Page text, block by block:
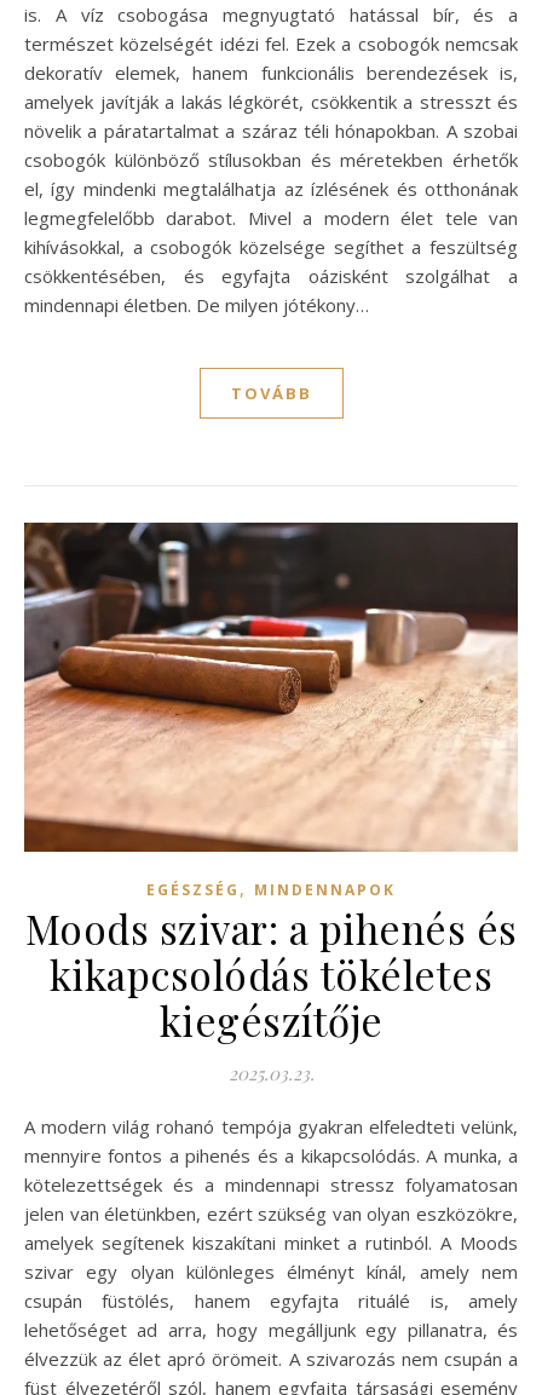
is. A víz csobogása megnyugtató hatással bír, és a
természet közelségét idézi fel. Ezek a csobogók nemcsak
dekoratív elemek, hanem funkcionális berendezések is,
amelyek javítják a lakás légkörét, csökkentik a stresszt és
növelik a páratartalmat a száraz téli hónapokban. A szobai
csobogók különböző stílusokban és méretekben érhetők
el, így mindenki megtalálhatja az ízlésének és otthonának
legmegfelelőbb darabot. Mivel a modern élet tele van
kihívásokkal, a csobogók közelsége segíthet a feszültség
csökkentésében, és egyfajta oázisként szolgálhat a
mindennapi életben. De milyen jótékony…
TOVÁBB
EGÉSZSÉG , MINDENNAPOK
Moods szivar: a pihenés és
kikapcsolódás tökéletes
kiegészítője
2025.03.23.
A modern világ rohanó tempója gyakran elfeledteti velünk,
mennyire fontos a pihenés és a kikapcsolódás. A munka, a
kötelezettségek és a mindennapi stressz folyamatosan
jelen van életünkben, ezért szükség van olyan eszközökre,
amelyek segítenek kiszakítani minket a rutinból. A Moods
szivar egy olyan különleges élményt kínál, amely nem
csupán füstölés, hanem egyfajta rituálé is, amely
lehetőséget ad arra, hogy megálljunk egy pillanatra, és
élvezzük az élet apró örömeit. A szivarozás nem csupán a
füst élvezetéről szól, hanem egyfajta társasági esemény